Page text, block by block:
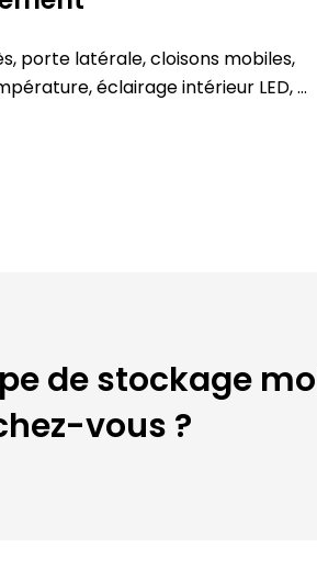
porte latérale, cloisons mobiles,
éclairage intérieur LED, …
de stockage
vous ?